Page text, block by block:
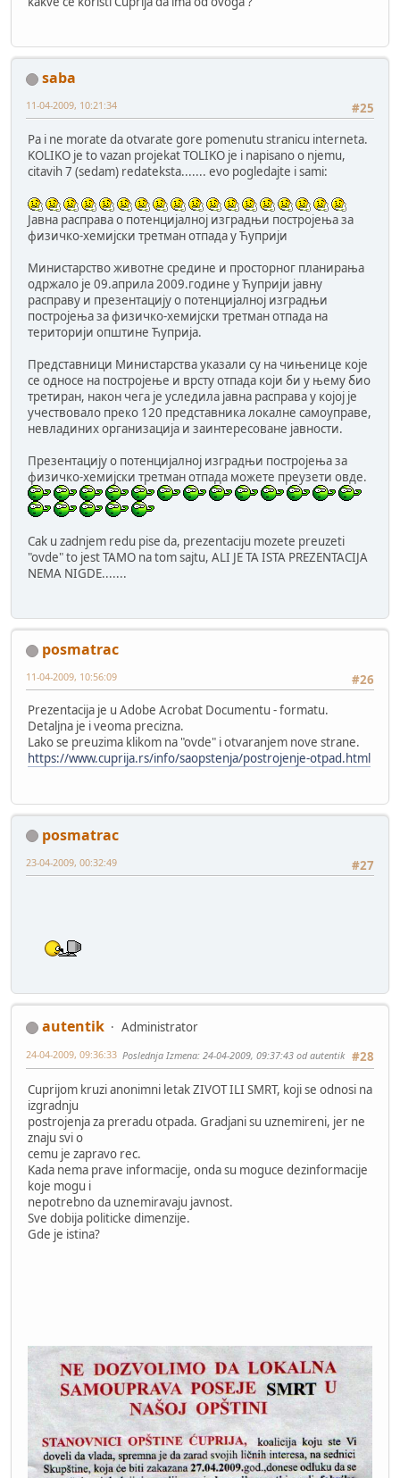
saba
#25
11-04-2009, 10:21:34
Pa i ne morate da otvarate gore pomenutu stranicu interneta.
KOLIKO je to vazan projekat TOLIKO je i napisano o njemu,
citavih 7 (sedam) redateksta....... evo pogledajte i sami:
Јавна расправа о потенцијалној изградњи постројења за
физичко-хемијски третман отпада у Ћуприји
Министарство животне средине и просторног планирања
одржало је 09.априла 2009.године у Ћуприји јавну
расправу и презентацију о потенцијалној изградњи
постројења за физичко-хемијски третман отпада на
територији општине Ћуприја.
Представници Министарства указали су на чињенице које
се односе на постројење и врсту отпада који би у њему био
третиран, након чега је уследила јавна расправа у којој је
учествовало преко 120 представника локалне самоуправе,
невладиних организација и заинтересоване јавности.
Презентацију о потенцијалној изградњи постројења за
физичко-хемијски третман отпада можете преузети овде.
Cak u zadnjem redu pise da, prezentaciju mozete preuzeti
"ovde" to jest TAMO na tom sajtu, ALI JE TA ISTA PREZENTACIJA
NEMA NIGDE.......
posmatrac
#26
11-04-2009, 10:56:09
Prezentacija je u Adobe Acrobat Documentu - formatu.
Detaljna je i veoma precizna.
Lako se preuzima klikom na "ovde" i otvaranjem nove strane.
https://www.cuprija.rs/info/saopstenja/postrojenje-otpad.html
posmatrac
#27
23-04-2009, 00:32:49
autentik
Administrator
#28
24-04-2009, 09:36:33 Poslednja Izmena: 24-04-2009, 09:37:43 od autentik
Cuprijom kruzi anonimni letak ZIVOT ILI SMRT, koji se odnosi na
izgradnju
postrojenja za preradu otpada. Gradjani su uznemireni, jer ne
znaju svi o
cemu je zapravo rec.
Kada nema prave informacije, onda su moguce dezinformacije
koje mogu i
nepotrebno da uznemiravaju javnost.
Sve dobija politicke dimenzije.
Gde je istina?